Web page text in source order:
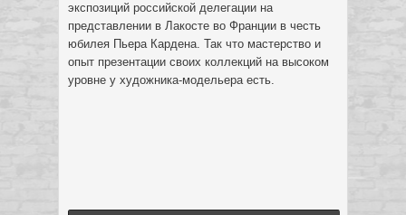
экспозиций российской делегации на
представлении в Лакосте во Франции в честь
юбилея Пьера Кардена. Так что мастерство и
опыт презентации своих коллекций на высоком
уровне у художника-модельера есть.